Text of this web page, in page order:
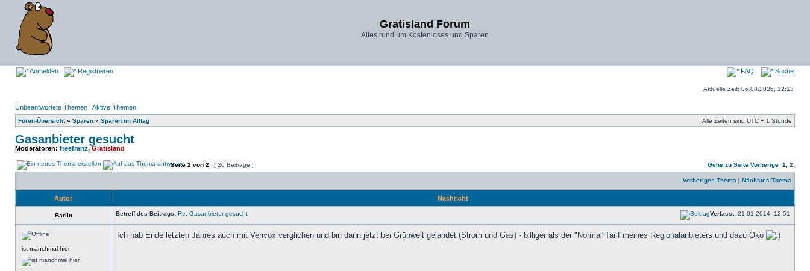
Gratisland Forum
Alles rund um Kostenloses und Sparen
Anmelden Registrieren FAQ Suche
Aktuelle Zeit: 06.08.2026, 12:13
Unbeantwortete Themen | Aktive Themen
Foren-Übersicht» Sparen » Sparen im Alltag Alle Zeiten sind UTC + 1 Stunde
Gasanbieter gesucht
Moderatoren: freefranz,Gratisland
Seite 2 von 2 [ 20 Beiträge ] Gehe zu Seite Vorherige 1 2
Vorheriges Thema | Nächstes Thema
Autor Nachricht
Bärlin Betreff des Beitrags: Re: Gasanbieter gesucht Verfasst: 21.01.2014, 12:51
ist manchmal hier
Ich hab Ende letzten Jahres auch mit Verivox verglichen und bin dann jetzt bei Grünwelt gelandet (Strom und Gas) - billiger als der "Normal"Tarif meines Regionalanbieters und dazu Öko